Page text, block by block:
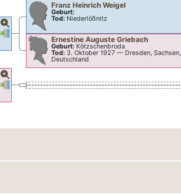
Verknüpfungen
Verknüpfungen
Franz Heinrich Weigel
Geburt:
Tod: Niederlößnitz
Ernestine Auguste Griebach
Geburt: Kötzschenbroda
Tod: 3. Oktober 1927— Dresden, Sachsen,
Deutschland
Verknüpfungen
Verknüpfungen